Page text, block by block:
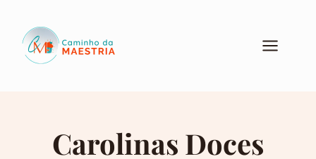
Conteúdo
Carolinas Doces